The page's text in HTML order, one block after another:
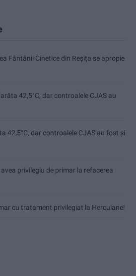
Fântânii Cinetice din Reșița se apropie
42,5°C, dar controalele CJAS au
42,5°C, dar controalele CJAS au fost și
privilegiu de primar la refacerea
cu tratament privilegiat la Herculane!